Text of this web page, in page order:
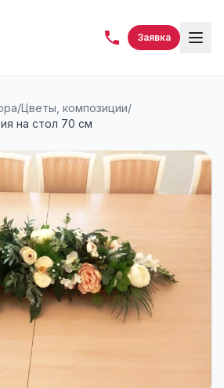
Заявка
/Цветы, композиции/
на стол 70 см